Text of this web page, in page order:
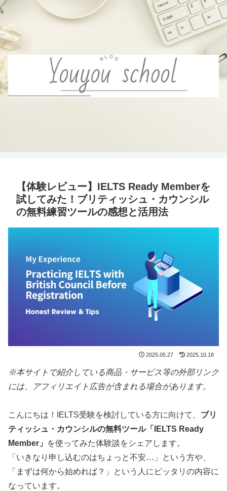
【体験レビュー】IELTS Ready Memberを
試してみた！ブリティッシュ・カウンシル
の無料練習ツールの感想と活用法
2025.05.27 2025.10.18
※本サイトで紹介している商品・サービス等の外部リンク
には、アフィリエイト広告が含まれる場合があります。
こんにちは！IELTS受験を検討している方に向けて、 ブリ
ティッシュ・カウンシルの無料ツール「IELTS Ready
Member」
を使ってみた体験談をシェアします。
「いきなり申し込むのはちょっと不安…」という方や、
「まずは何から始めれば？」という人にピッタリの内容に
なっています。